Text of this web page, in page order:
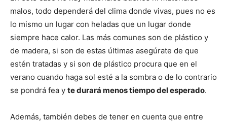
malos, todo dependerá del clima donde vivas, pues no es
lo mismo un lugar con heladas que un lugar donde
siempre hace calor. Las más comunes son de plástico y
de madera, si son de estas últimas asegúrate de que
estén tratadas y si son de plástico procura que en el
verano cuando haga sol esté a la sombra o de lo contrario
se pondrá fea y te durará menos tiempo del esperado.
Además, también debes de tener en cuenta que entre